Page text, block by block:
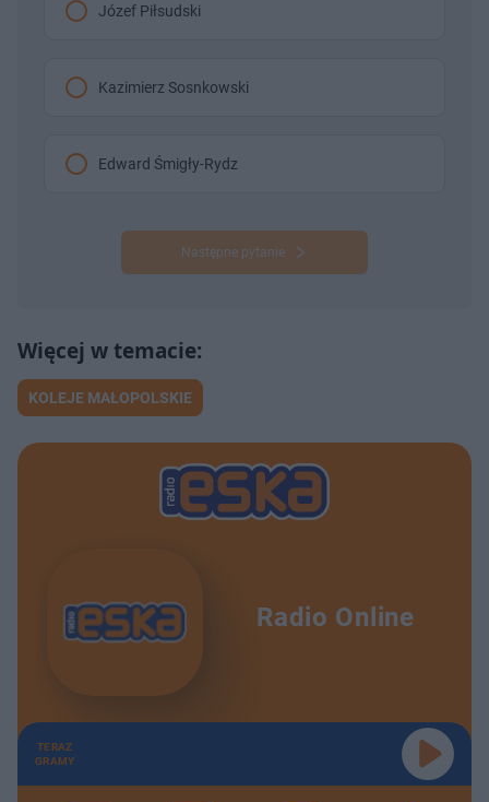
Józef Piłsudski
Kazimierz Sosnkowski
Edward Śmigły-Rydz
Następne pytanie
KOLEJE MAŁOPOLSKIE
Radio Online
TERAZ
GRAMY